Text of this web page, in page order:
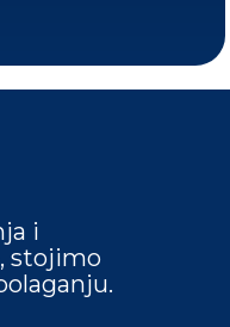
i
stojimo